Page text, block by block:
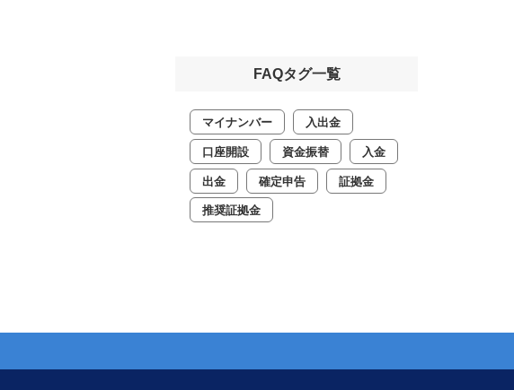
FAQタグ一覧
マイナンバー 入出金
口座開設 資金振替 入金
出金 確定申告 証拠金
推奨証拠金